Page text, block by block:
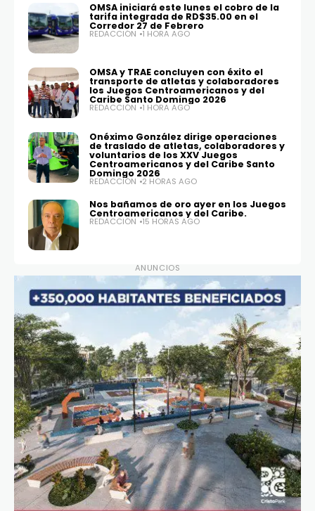
OMSA iniciará este lunes el cobro de la
tarifa integrada de RD$35.00 en el
Corredor 27 de Febrero
REDACCIÓN 1 HORA AGO
OMSA y TRAE concluyen con éxito el
transporte de atletas y colaboradores
los Juegos Centroamericanos y del
Caribe Santo Domingo 2026
REDACCIÓN 1 HORA AGO
Onéximo González dirige operaciones
de traslado de atletas, colaboradores y
voluntarios de los XXV Juegos
Centroamericanos y del Caribe Santo
Domingo 2026
REDACCIÓN 2 HORAS AGO
Nos bañamos de oro ayer en los Juegos
Centroamericanos y del Caribe.
REDACCIÓN 15 HORAS AGO
ANUNCIOS